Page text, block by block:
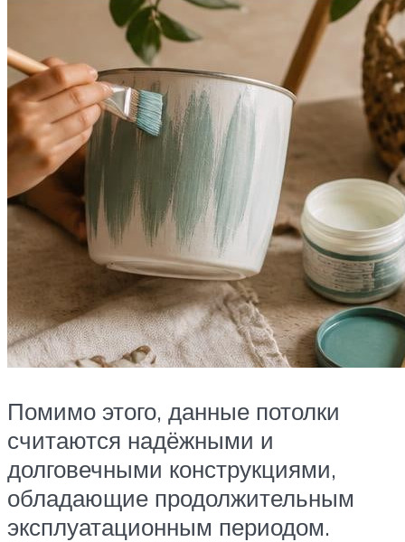
Помимо этого, данные потолки
считаются надёжными и
долговечными конструкциями,
обладающие продолжительным
эксплуатационным периодом.